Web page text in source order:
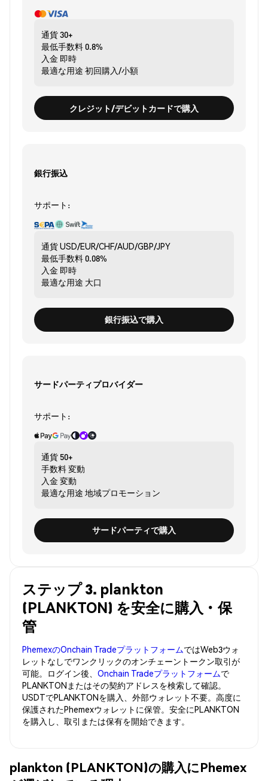
通貨30+
最低手数料0.8%
入金 即時
最適な用途 初回購入/小額
クレジット/デビットカードで購入
銀行振込
サポート:
通貨USD/EUR/CHF/AUD/GBP/JPY
最低手数料0.08%
入金 即時
最適な用途 大口
銀行振込で購入
サードパーティプロバイダー
サポート:
通貨 50+
手数料変動
入金 変動
最適な用途 地域プロモーション
サードパーティで購入
ステップ 3. plankton
(PLANKTON) を安全に購入・保
管
PhemexのOnchain TradeプラットフォームではWeb3ウォ
レットなしでワンクリックのオンチェーントークン取引が
可能。ログイン後、 Onchain Tradeプラットフォームで
PLANKTONまたはその契約アドレスを検索して確認。
USDTでPLANKTONを購入、外部ウォレット不要。高度に
保護されたPhemexウォレットに保管。安全にPLANKTON
を購入し、取引または保有を開始できます。
plankton (PLANKTON)の購入にPhemex